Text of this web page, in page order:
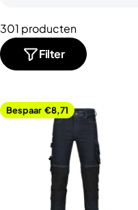
l
l
e
t
301 producten
Filter
Bespaar €8,71